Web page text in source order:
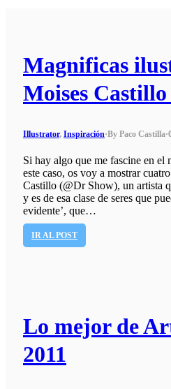
Magnificas
Moises
Illustrator, Inspiración·By Paco Castilla·
Si hay algo que me fascine en el
este caso, os voy a mostrar
Castillo (@Dr Show), un artista
y es de esa clase de seres que
evidente’, que…
IR AL POST
Lo mejor de
2011